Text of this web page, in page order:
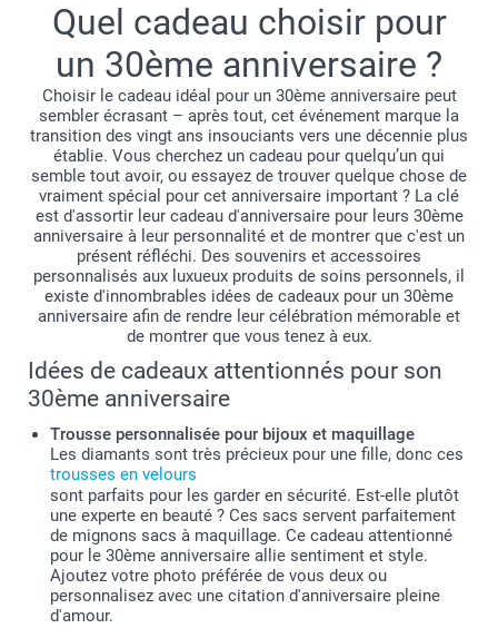
élégante, des motifs subtils et un équilibre harmonieux
entre nostalgie et design moderne. Le résultat est un style
élégant et chaleureux, idéal pour mettre en valeur des
souvenirs précieux.
Quel cadeau choisir pour
un 30ème anniversaire ?
Choisir le cadeau idéal pour un 30ème anniversaire peut
sembler écrasant – après tout, cet événement marque la
transition des vingt ans insouciants vers une décennie plus
établie. Vous cherchez un cadeau pour quelqu’un qui
semble tout avoir, ou essayez de trouver quelque chose de
vraiment spécial pour cet anniversaire important ? La clé
est d'assortir leur cadeau d'anniversaire pour leurs 30ème
anniversaire à leur personnalité et de montrer que c'est un
présent réfléchi. Des souvenirs et accessoires
personnalisés aux luxueux produits de soins personnels, il
existe d'innombrables idées de cadeaux pour un 30ème
anniversaire afin de rendre leur célébration mémorable et
de montrer que vous tenez à eux.
Idées de cadeaux attentionnés pour son
30ème anniversaire
Trousse personnalisée pour bijoux et maquillage
Les diamants sont très précieux pour une fille, donc ces
trousses en velours
sont parfaits pour les garder en sécurité. Est-elle plutôt
une experte en beauté ? Ces sacs servent parfaitement
de mignons sacs à maquillage. Ce cadeau attentionné
pour le 30ème anniversaire allie sentiment et style.
Ajoutez votre photo préférée de vous deux ou
personnalisez avec une citation d'anniversaire pleine
d'amour.